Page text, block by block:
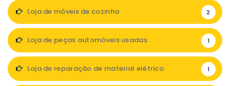
Loja de móveis de cozinha 2
Loja de peças automóveis usadas 1
Loja de reparação de material elétrico 1